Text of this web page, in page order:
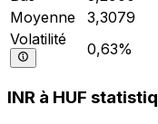
Moyenne
3,3079
Volatilité
0,63%
INR à HUF